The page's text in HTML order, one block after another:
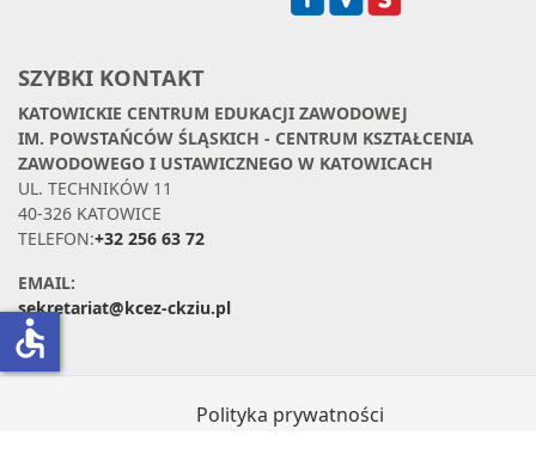
SZYBKI KONTAKT
KATOWICKIE CENTRUM EDUKACJI ZAWODOWEJ
IM. POWSTAŃCÓW ŚLĄSKICH - CENTRUM KSZTAŁCENIA
ZAWODOWEGO I USTAWICZNEGO W KATOWICACH
UL. TECHNIKÓW 11
40-326 KATOWICE
TELEFON:+32 256 63 72
EMAIL:
sekretariat@kcez-ckziu.pl
Polityka prywatności
accessible